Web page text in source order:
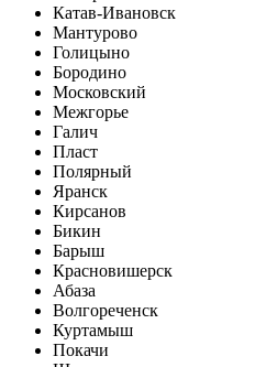
Катав-Ивановск
Мантурово
Голицыно
Бородино
Московский
Межгорье
Галич
Пласт
Полярный
Яранск
Кирсанов
Бикин
Барыш
Красновишерск
Абаза
Волгореченск
Куртамыш
Покачи